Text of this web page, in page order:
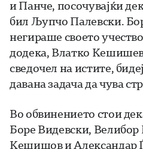
и Панче, посочувајќи
бил Љупчо Палевски.
негираше своето
додека, Влатко Кешишев
сведочел на истите,
давана задача да чува
Во обвинението стои
Боре Видевски,
Кешишов и Александар